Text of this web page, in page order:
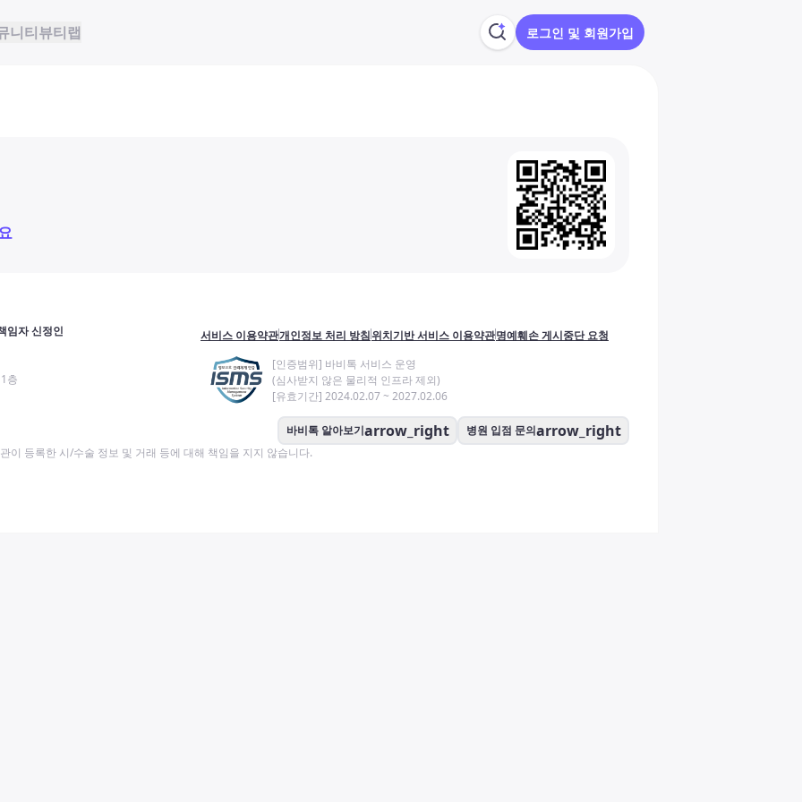
니티뷰티랩 로그인 및 회원가입
임자 신정인
층
서비스 이용약관개인정보 처리 방침위치기반 서비스 이용약관명예훼손 게시중단 요청
[인증범위] 바비톡 서비스 운영
(심사받지 않은 물리적 인프라 제외)
[유효기간] 2024.02.07 ~ 2027.02.06
바비톡 알아보기arrow_right 병원 입점 문의arrow_right
이 등록한 시/수술 정보 및 거래 등에 대해 책임을 지지 않습니다.